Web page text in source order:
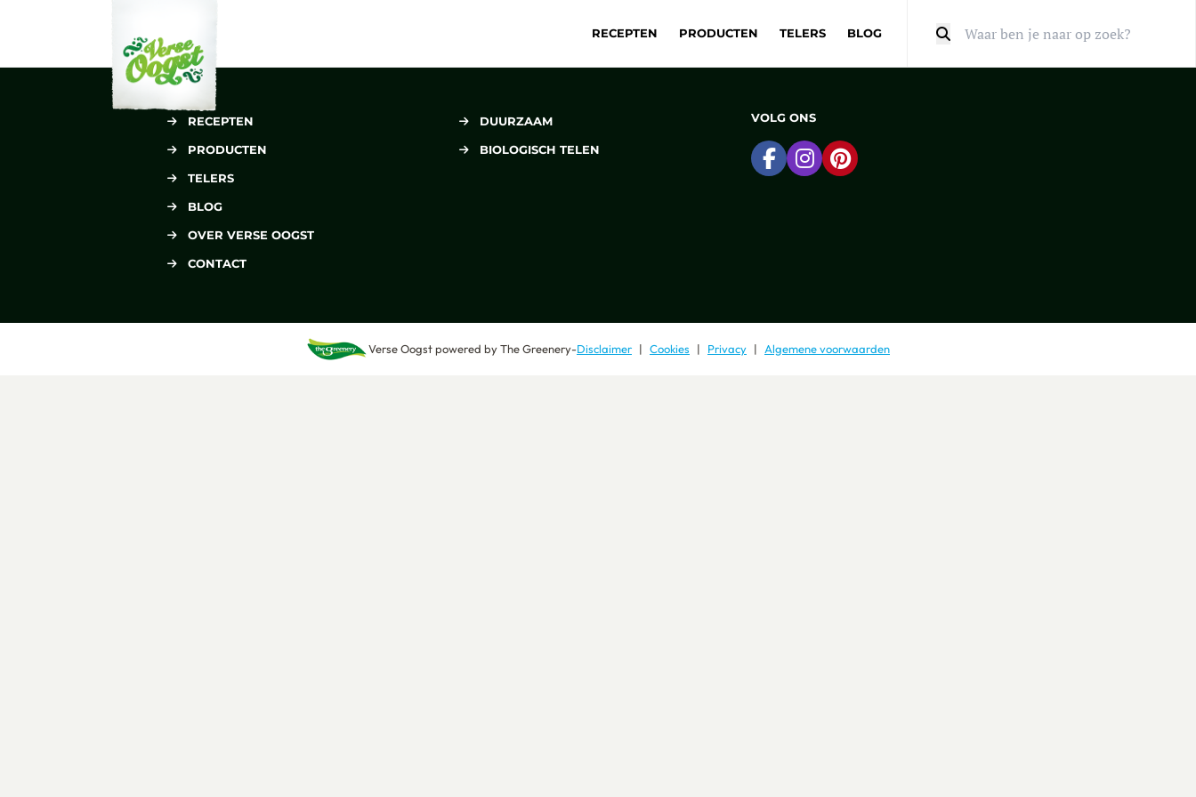
RECEPTEN PRODUCTEN TELERS BLOG
RECEPTEN
PRODUCTEN
TELERS
BLOG
OVER VERSE OOGST
CONTACT
DUURZAAM
BIOLOGISCH TELEN
VOLG ONS
Ga naar Facebook
Ga naar Instagram
Ga naar Pinterest
Verse Oogstpowered byThe Greenery-Disclaimer Cookies Privacy Algemene voorwaarden